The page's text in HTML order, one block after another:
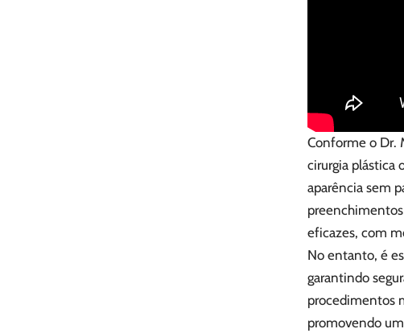
Conforme o Dr.
cirurgia plástica
aparência sem
eficazes, com
No entanto, é
garantindo
procedimentos
promovendo